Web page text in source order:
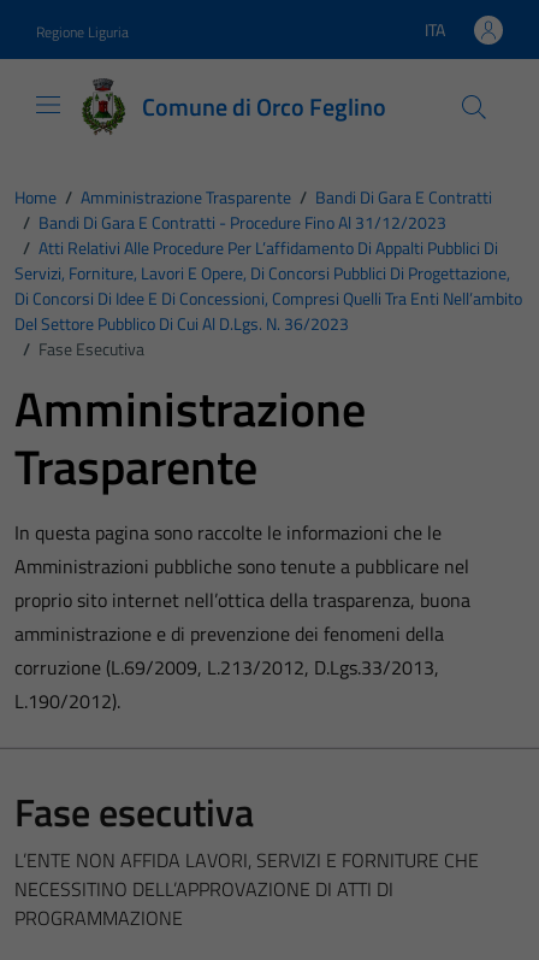
Regione Liguria Lingua attiva:
ITA
Comune di Orco Feglino
Home / Amministrazione Trasparente / Bandi Di Gara E Contratti
/ Bandi Di Gara E Contratti - Procedure Fino Al 31/12/2023
/ Atti Relativi Alle Procedure Per L’affidamento Di Appalti Pubblici Di
Servizi, Forniture, Lavori E Opere, Di Concorsi Pubblici Di Progettazione,
Di Concorsi Di Idee E Di Concessioni, Compresi Quelli Tra Enti Nell’ambito
Del Settore Pubblico Di Cui Al D.Lgs. N. 36/2023
/ Fase Esecutiva
Amministrazione
Trasparente
In questa pagina sono raccolte le informazioni che le
Amministrazioni pubbliche sono tenute a pubblicare nel
proprio sito internet nell’ottica della trasparenza, buona
amministrazione e di prevenzione dei fenomeni della
corruzione (L.69/2009, L.213/2012, D.Lgs.33/2013,
L.190/2012).
Fase esecutiva
L’ENTE NON AFFIDA LAVORI, SERVIZI E FORNITURE CHE
NECESSITINO DELL’APPROVAZIONE DI ATTI DI
PROGRAMMAZIONE